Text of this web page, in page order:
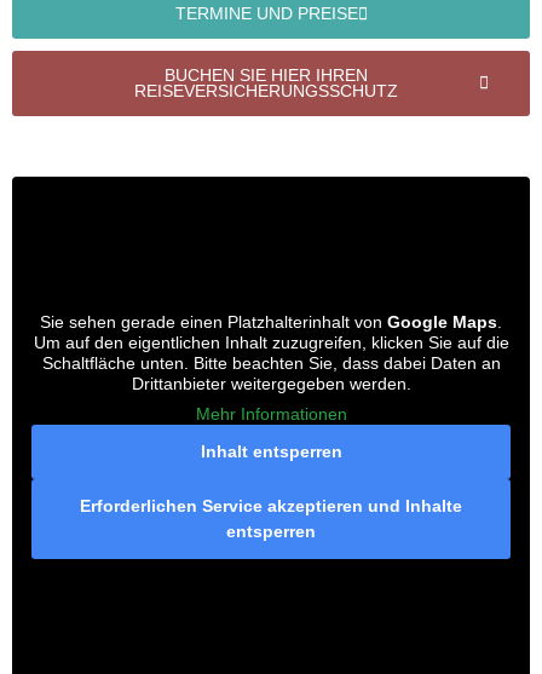
TERMINE UND PREISE
BUCHEN SIE HIER IHREN
REISEVERSICHERUNGSSCHUTZ
Sie sehen gerade einen Platzhalterinhalt von Google Maps
Um auf den eigentlichen Inhalt zuzugreifen, klicken Sie auf die
Schaltfläche unten. Bitte beachten Sie, dass dabei Daten an
Drittanbieter weitergegeben werden.
Mehr Informationen
Inhalt entsperren
Erforderlichen Service akzeptieren und Inhalte
entsperren